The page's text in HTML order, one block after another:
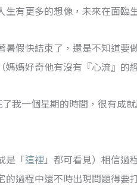
有更多的想像，未來在面臨
假快結束了，還是不知道要
媽好奇他有沒有『心流』的
了我一個星期的時間，很有成
是「這裡 」都可看見）相信過
過程中還不時出現問題得要